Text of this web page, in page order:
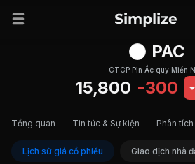
PAC
CTCP Pin Ắc quy Miền
15,800 -300
Tổng quan Tin tức & Sự kiện Phân
Lịch sử giá cổ phiếu Giao dịch nhà